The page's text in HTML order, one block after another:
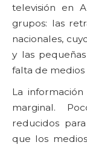
televisión en
grupos: las
nacionales,
y las
falta de
La
marginal.
reducidos
que los